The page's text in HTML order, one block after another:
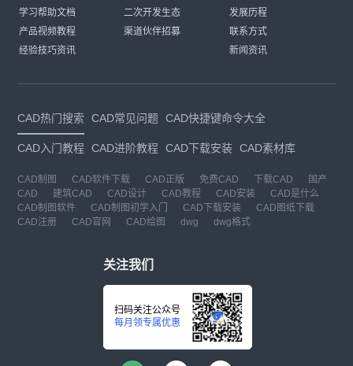
学习帮助文档
产品视频教程
经验技巧资讯
二次开发生态
渠道伙伴招募
发展历程
联系方式
新闻资讯
CAD热门搜索 CAD常见问题 CAD快捷键命令大全
CAD入门教程 CAD进阶教程 CAD下载安装 CAD素材库
CAD制图 CAD软件下载 CAD正版 免费CAD 下载CAD
国产
CAD
建筑CAD CAD设计 CAD教程 CAD安装
CAD是什么
CAD制图软件
CAD制图初学入门 CAD下载安装
CAD图纸下载
CAD注册
CAD官网 CAD绘图 dwg dwg格式
关注我们
扫码关注公众号
每月领专属优惠